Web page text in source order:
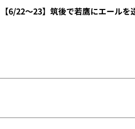
【6/22～23】筑後で若鷹にエール